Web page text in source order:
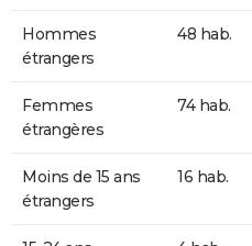
Hommes
étrangers
48 hab.
Femmes
étrangères
74 hab.
Moins de 15 ans
étrangers
16 hab.